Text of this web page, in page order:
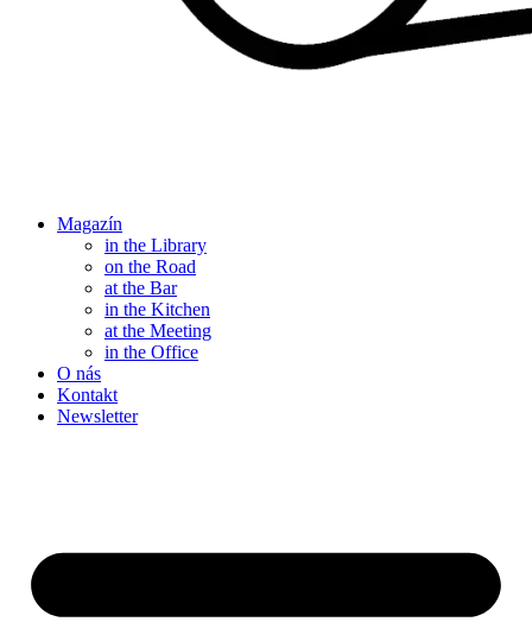
Magazín
in the Library
on the Road
at the Bar
in the Kitchen
at the Meeting
in the Office
O nás
Kontakt
Newsletter